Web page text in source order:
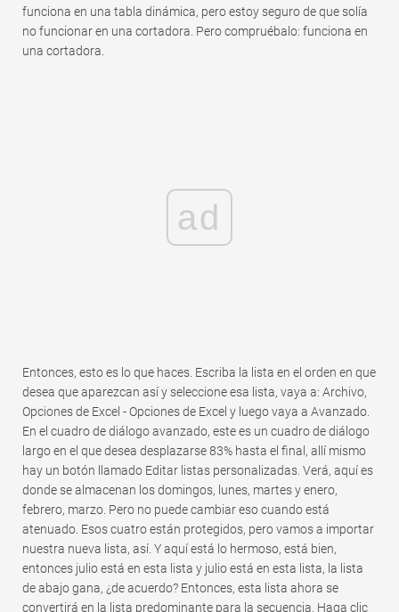
funciona en una tabla dinámica, pero estoy seguro de que solía
no funcionar en una cortadora. Pero compruébalo: funciona en
una cortadora.
ad
Entonces, esto es lo que haces. Escriba la lista en el orden en que
desea que aparezcan así y seleccione esa lista, vaya a: Archivo,
Opciones de Excel - Opciones de Excel y luego vaya a Avanzado.
En el cuadro de diálogo avanzado, este es un cuadro de diálogo
largo en el que desea desplazarse 83% hasta el final, allí mismo
hay un botón llamado Editar listas personalizadas. Verá, aquí es
donde se almacenan los domingos, lunes, martes y enero,
febrero, marzo. Pero no puede cambiar eso cuando está
atenuado. Esos cuatro están protegidos, pero vamos a importar
nuestra nueva lista, así. Y aquí está lo hermoso, está bien,
entonces julio está en esta lista y julio está en esta lista, la lista
de abajo gana, ¿de acuerdo? Entonces, esta lista ahora se
convertirá en la lista predominante para la secuencia. Haga clic